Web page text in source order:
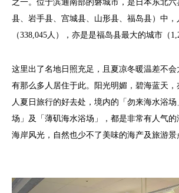
之一。位于滨通南部的磐城市，是日本东北六
县、岩手县、宫城县、山形县、福岛县）中
（338,045人），亦是是福岛县最大的城市（
这里出了名地日照充足，且夏凉冬暖温差不
有那么多人居住于此。阳光明媚，碧海蓝天
人夏日旅行的好去处，境内的「勿来海水浴
场」及「薄矶海水浴场」，都是非常有人气
海岸风光，自然也少不了美味的海产及旅游景